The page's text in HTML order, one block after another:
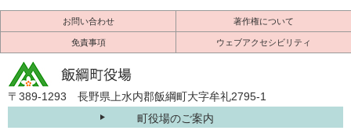
お問い合わせ 著作権について
免責事項 ウェブアクセシビリティ
〒389-1293 長野県上水内郡飯綱町大字牟礼2795-1
町役場のご案内